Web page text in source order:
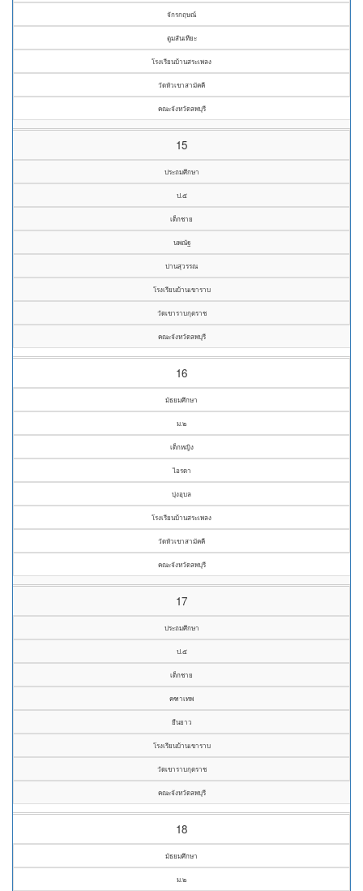
จักรกฤษณ์
ตูมสันเทียะ
โรงเรียนบ้านสระเพลง
วัดหัวเขาสามัคคี
คณะจังหวัดลพบุรี
15
ประถมศึกษา
ป.๕
เด็กชาย
นพณัฐ
ปานสุวรรณ
โรงเรียนบ้านเขาราบ
วัดเขาราบกุตราช
คณะจังหวัดลพบุรี
16
มัธยมศึกษา
ม.๒
เด็กหญิง
ไอรดา
บุ่งอุบล
โรงเรียนบ้านสระเพลง
วัดหัวเขาสามัคคี
คณะจังหวัดลพบุรี
17
ประถมศึกษา
ป.๕
เด็กชาย
คฑาเทพ
ยืนยาว
โรงเรียนบ้านเขาราบ
วัดเขาราบกุตราช
คณะจังหวัดลพบุรี
18
มัธยมศึกษา
ม.๒